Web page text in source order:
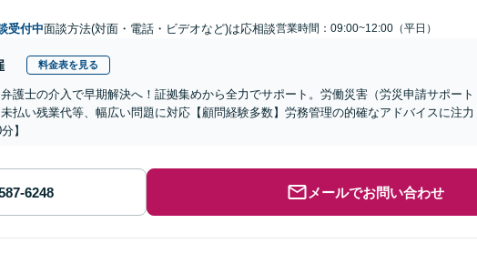
受付中面談方法(対面・電話・ビデオなど)は応相談営業時間：09:00~12:00（平日）
料金表を見る
弁護士の介入で早期解決へ！証拠集めから全力でサポート。労働災害（労災申請サポー
払い残業代等、幅広い問題に対応【顧問経験多数】労務管理の的確なアドバイスに注力
】
メールでお問い合わせ